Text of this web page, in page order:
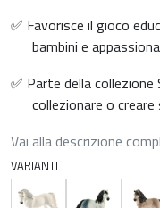
✅ Favorisce il gioco
bambini e
✅ Parte della collezione
collezionare o
Vai alla descrizione
VARIANTI